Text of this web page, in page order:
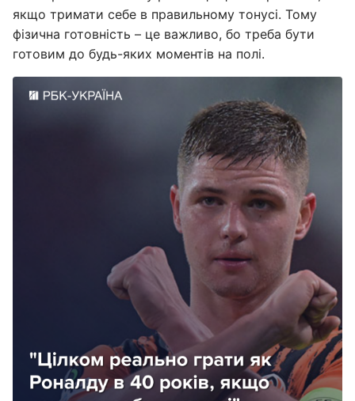
якщо тримати себе в правильному тонусі. Тому
фізична готовність – це важливо, бо треба бути
готовим до будь-яких моментів на полі.